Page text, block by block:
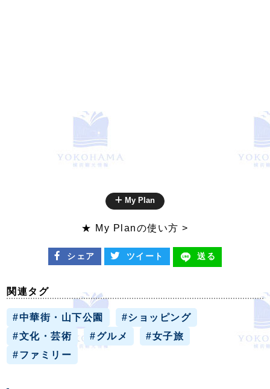
My Plan
★ My Planの使い方 >
シェア ツイート 送る
関連タグ
#中華街・山下公園
#ショッピング
#文化・芸術
#グルメ
#女子旅
#ファミリー